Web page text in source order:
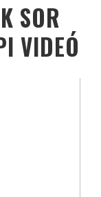
SOR
VIDEÓ